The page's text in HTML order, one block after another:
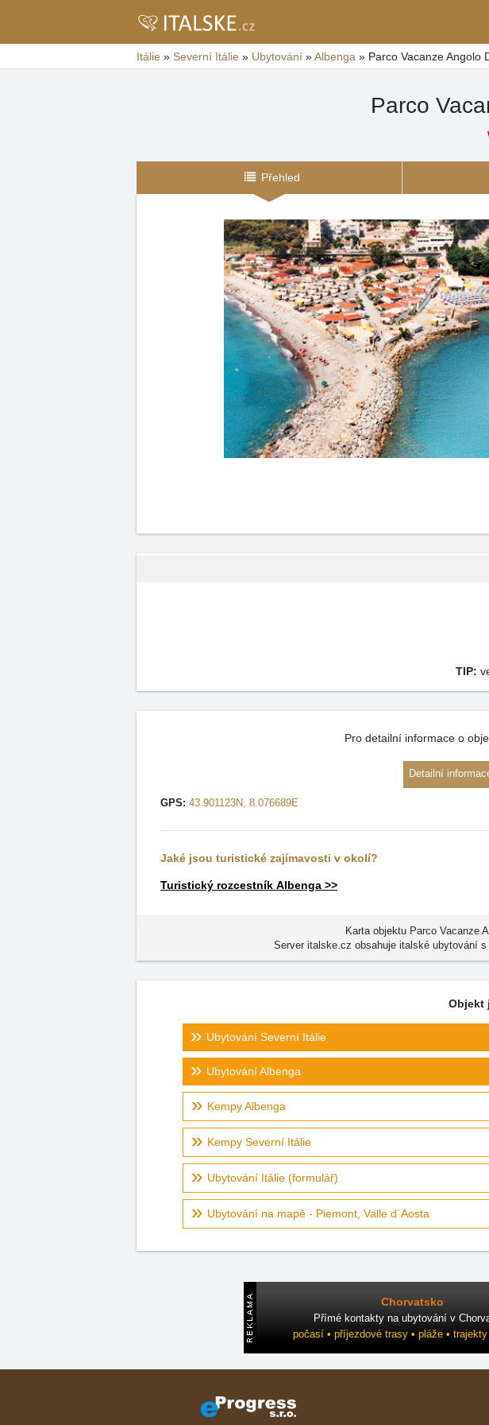
Itálie » Severní Itálie » Ubytování »Albenga » Parco Vacanze Angolo
Parco
Přehled
TIP:
Pro detailní informace o
Detailní
GPS: 43.901123N, 8.076689E
Jaké jsou turistické zajímavosti v okolí?
Turistický rozcestník Albenga >>
Karta objektu Parco Vacanze
Server italske.cz obsahuje italské ubytování
Objekt
Ubytování Severní Itálie
Ubytování Albenga
Kempy Albenga
Kempy Severní Itálie
Ubytování Itálie (formulář)
Ubytování na mapě - Piemont, Valle d´Aosta
Chorvatsko
Přímé kontakty na ubytování v
počasí • příjezdové trasy • pláže •